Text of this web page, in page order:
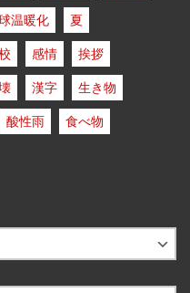
温暖化
夏
感情
挨拶
漢字
生き物
酸性雨 食べ物